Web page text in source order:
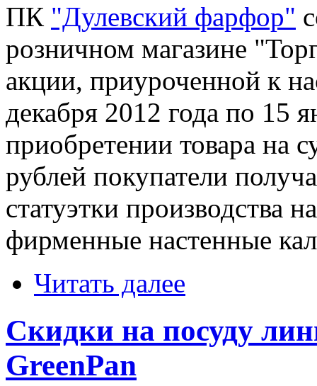
ПК "Дулевский фарфор"
розничном магазине
акции, приуроченной к
декабря 2012 года по 15
приобретении товара на
рублей покупатели
статуэтки производства
фирменные настенные
Читать далее
Скидки на посуду
GreenPan